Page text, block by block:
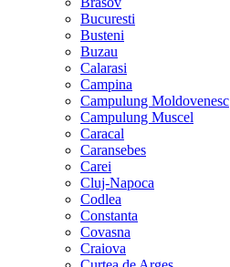
Bucuresti
Busteni
Buzau
Calarasi
Campina
Campulung Moldovenesc
Campulung Muscel
Caracal
Caransebes
Carei
Cluj-Napoca
Codlea
Constanta
Covasna
Craiova